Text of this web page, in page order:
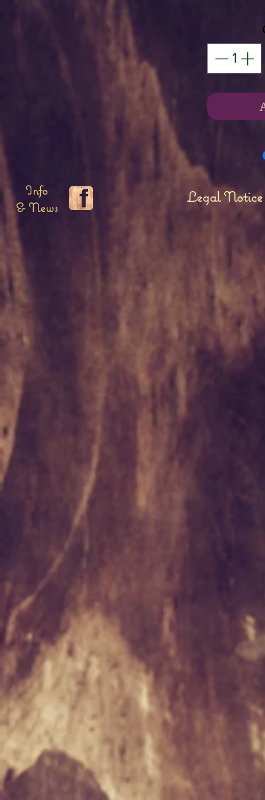
Info
& News
Legal Notice